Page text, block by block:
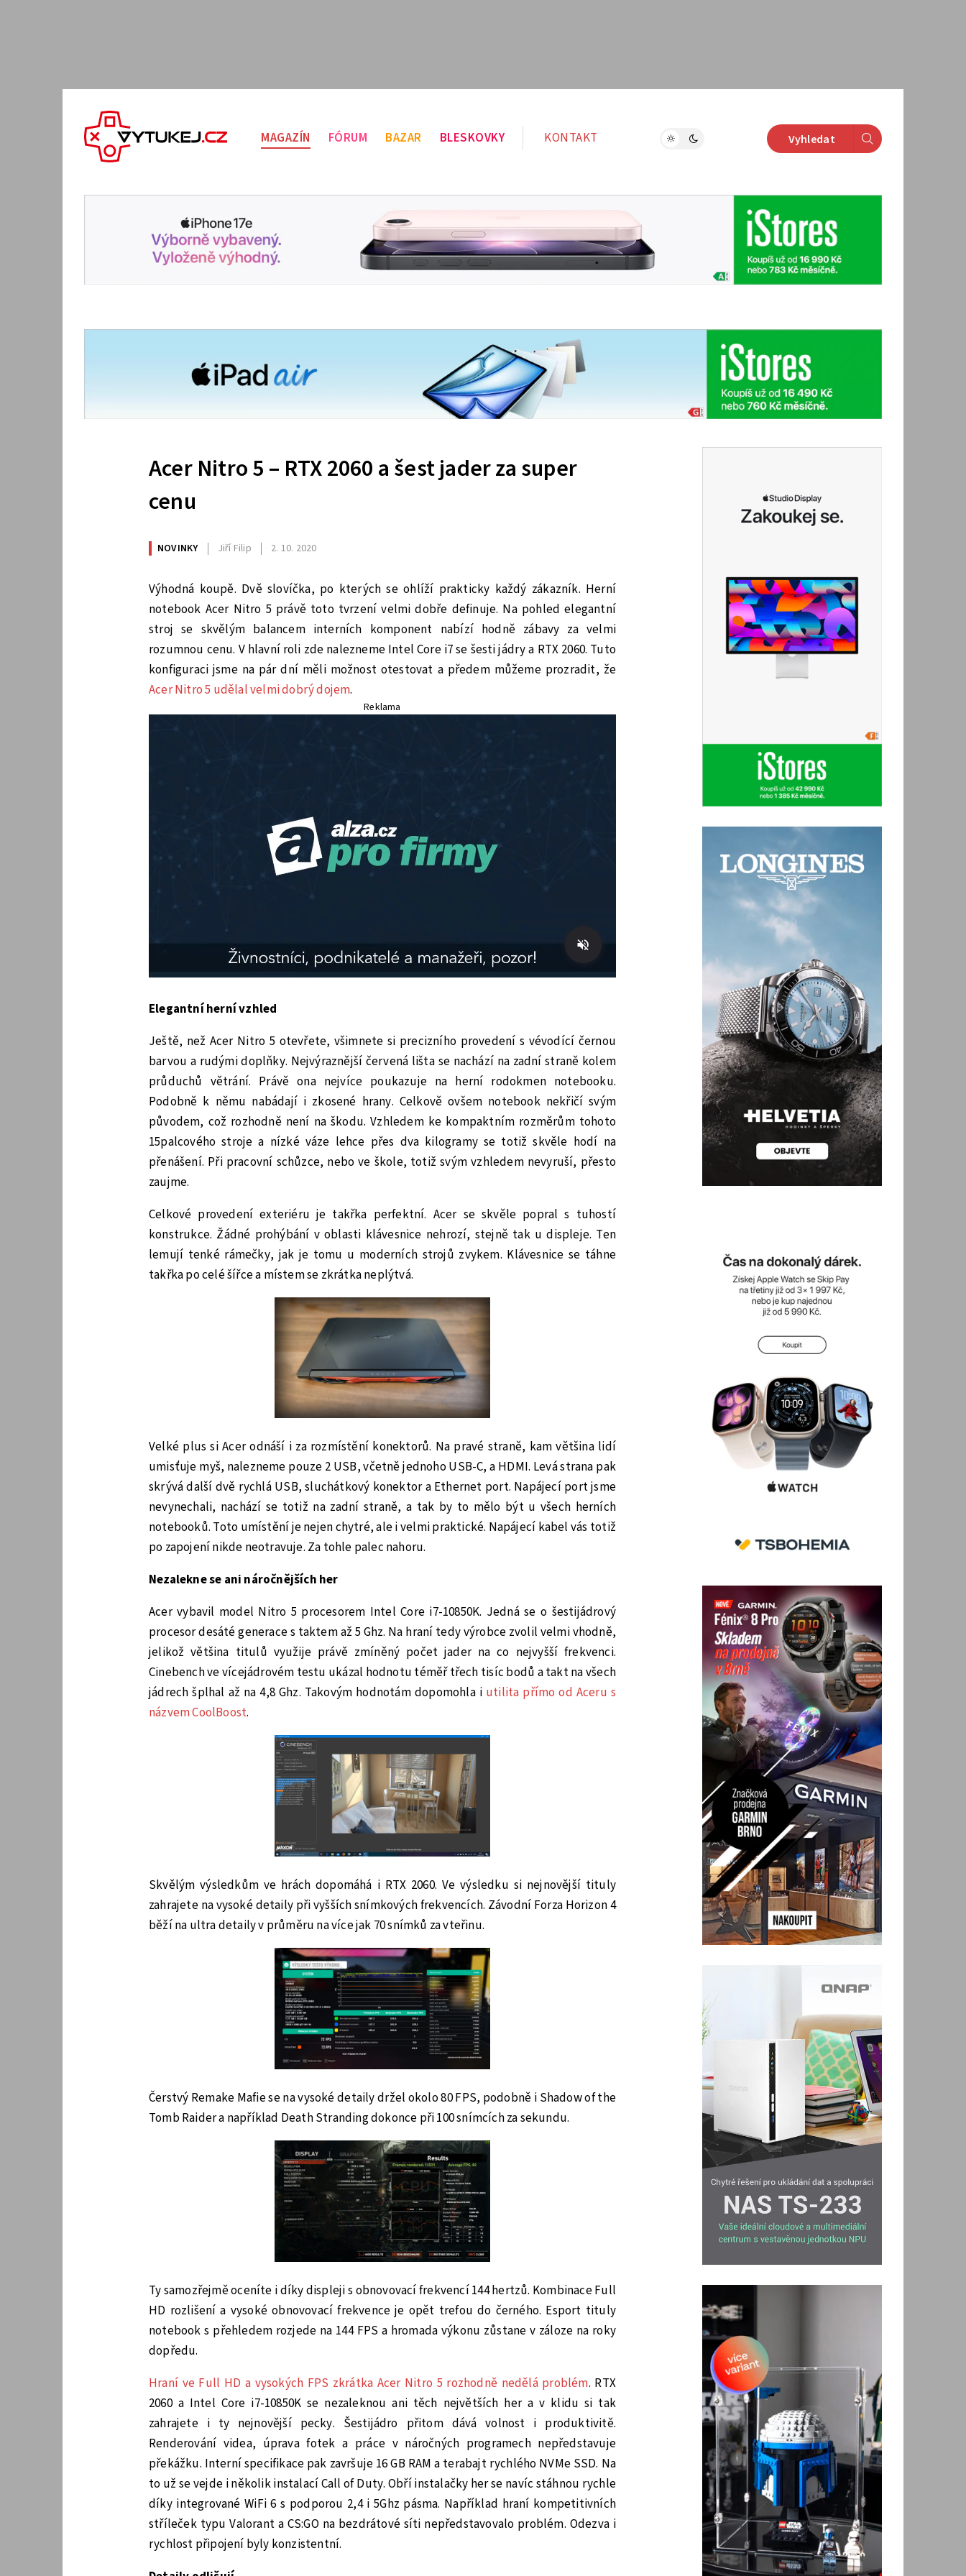
MAGAZÍN FÓRUM BAZAR BLESKOVKY KONTAKT Vyhledat
Acer Nitro 5 – RTX 2060 a šest jader za super
cenu
NOVINKY Jiří Filip 2. 10. 2020
Výhodná koupě. Dvě slovíčka, po kterých se ohlíží prakticky každý zákazník. Herní
notebook Acer Nitro 5 právě toto tvrzení velmi dobře definuje. Na pohled elegantní
stroj se skvělým balancem interních komponent nabízí hodně zábavy za velmi
rozumnou cenu. V hlavní roli zde nalezneme Intel Core i7 se šesti jádry a RTX 2060. Tuto
konfiguraci jsme na pár dní měli možnost otestovat a předem můžeme prozradit, že
Acer Nitro 5 udělal velmi dobrý dojem.
Reklama
Elegantní herní vzhled
Ještě, než Acer Nitro 5 otevřete, všimnete si precizního provedení s vévodící černou
barvou a rudými doplňky. Nejvýraznější červená lišta se nachází na zadní straně kolem
průduchů větrání. Právě ona nejvíce poukazuje na herní rodokmen notebooku.
Podobně k němu nabádají i zkosené hrany. Celkově ovšem notebook nekřičí svým
původem, což rozhodně není na škodu. Vzhledem ke kompaktním rozměrům tohoto
15palcového stroje a nízké váze lehce přes dva kilogramy se totiž skvěle hodí na
přenášení. Při pracovní schůzce, nebo ve škole, totiž svým vzhledem nevyruší, přesto
zaujme.
Celkové provedení exteriéru je takřka perfektní. Acer se skvěle popral s tuhostí
konstrukce. Žádné prohýbání v oblasti klávesnice nehrozí, stejně tak u displeje. Ten
lemují tenké rámečky, jak je tomu u moderních strojů zvykem. Klávesnice se táhne
takřka po celé šířce a místem se zkrátka neplýtvá.
Velké plus si Acer odnáší i za rozmístění konektorů. Na pravé straně, kam většina lidí
umisťuje myš, nalezneme pouze 2 USB, včetně jednoho USB-C, a HDMI. Levá strana pak
skrývá další dvě rychlá USB, sluchátkový konektor a Ethernet port. Napájecí port jsme
nevynechali, nachází se totiž na zadní straně, a tak by to mělo být u všech herních
notebooků. Toto umístění je nejen chytré, ale i velmi praktické. Napájecí kabel vás totiž
po zapojení nikde neotravuje. Za tohle palec nahoru.
Nezalekne se ani náročnějších her
Acer vybavil model Nitro 5 procesorem Intel Core i7-10850K. Jedná se o šestijádrový
procesor desáté generace s taktem až 5 Ghz. Na hraní tedy výrobce zvolil velmi vhodně,
jelikož většina titulů využije právě zmíněný počet jader na co nejvyšší frekvenci.
Cinebench ve vícejádrovém testu ukázal hodnotu téměř třech tisíc bodů a takt na všech
jádrech šplhal až na 4,8 Ghz. Takovým hodnotám dopomohla i utilita přímo od Aceru s
názvem CoolBoost.
Skvělým výsledkům ve hrách dopomáhá i RTX 2060. Ve výsledku si nejnovější tituly
zahrajete na vysoké detaily při vyšších snímkových frekvencích. Závodní Forza Horizon 4
běží na ultra detaily v průměru na více jak 70 snímků za vteřinu.
Čerstvý Remake Mafie se na vysoké detaily držel okolo 80 FPS, podobně i Shadow of the
Tomb Raider a například Death Stranding dokonce při 100 snímcích za sekundu.
Ty samozřejmě oceníte i díky displeji s obnovovací frekvencí 144 hertzů. Kombinace Full
HD rozlišení a vysoké obnovovací frekvence je opět trefou do černého. Esport tituly
notebook s přehledem rozjede na 144 FPS a hromada výkonu zůstane v záloze na roky
dopředu.
Hraní ve Full HD a vysokých FPS zkrátka Acer Nitro 5 rozhodně nedělá problém. RTX
2060 a Intel Core i7-10850K se nezaleknou ani těch největších her a v klidu si tak
zahrajete i ty nejnovější pecky. Šestijádro přitom dává volnost i produktivitě.
Renderování videa, úprava fotek a práce v náročných programech nepředstavuje
překážku. Interní specifikace pak završuje 16 GB RAM a terabajt rychlého NVMe SSD. Na
to už se vejde i několik instalací Call of Duty. Obří instalačky her se navíc stáhnou rychle
díky integrované WiFi 6 s podporou 2,4 i 5Ghz pásma. Například hraní kompetitivních
stříleček typu Valorant a CS:GO na bezdrátové síti nepředstavovalo problém. Odezva i
rychlost připojení byly konzistentní.